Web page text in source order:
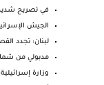
في تصريح شديد
الجيش
لبنان: تجدد
مدبولي من
وزارة